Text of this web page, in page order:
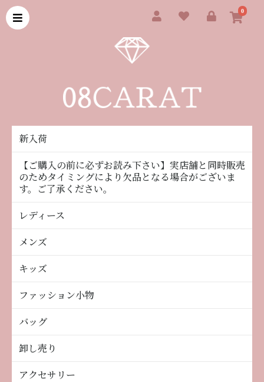
0
新入荷
【ご購入の前に必ずお読み下さい】実店舗と同時販売
のためタイミングにより欠品となる場合がございま
す。ご了承ください。
レディース
メンズ
キッズ
ファッション小物
バッグ
卸し売り
アクセサリー